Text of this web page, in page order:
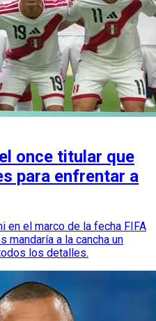
once titular que
para enfrentar a
en el marco de la fecha FIFA
mandaría a la cancha un
los detalles.